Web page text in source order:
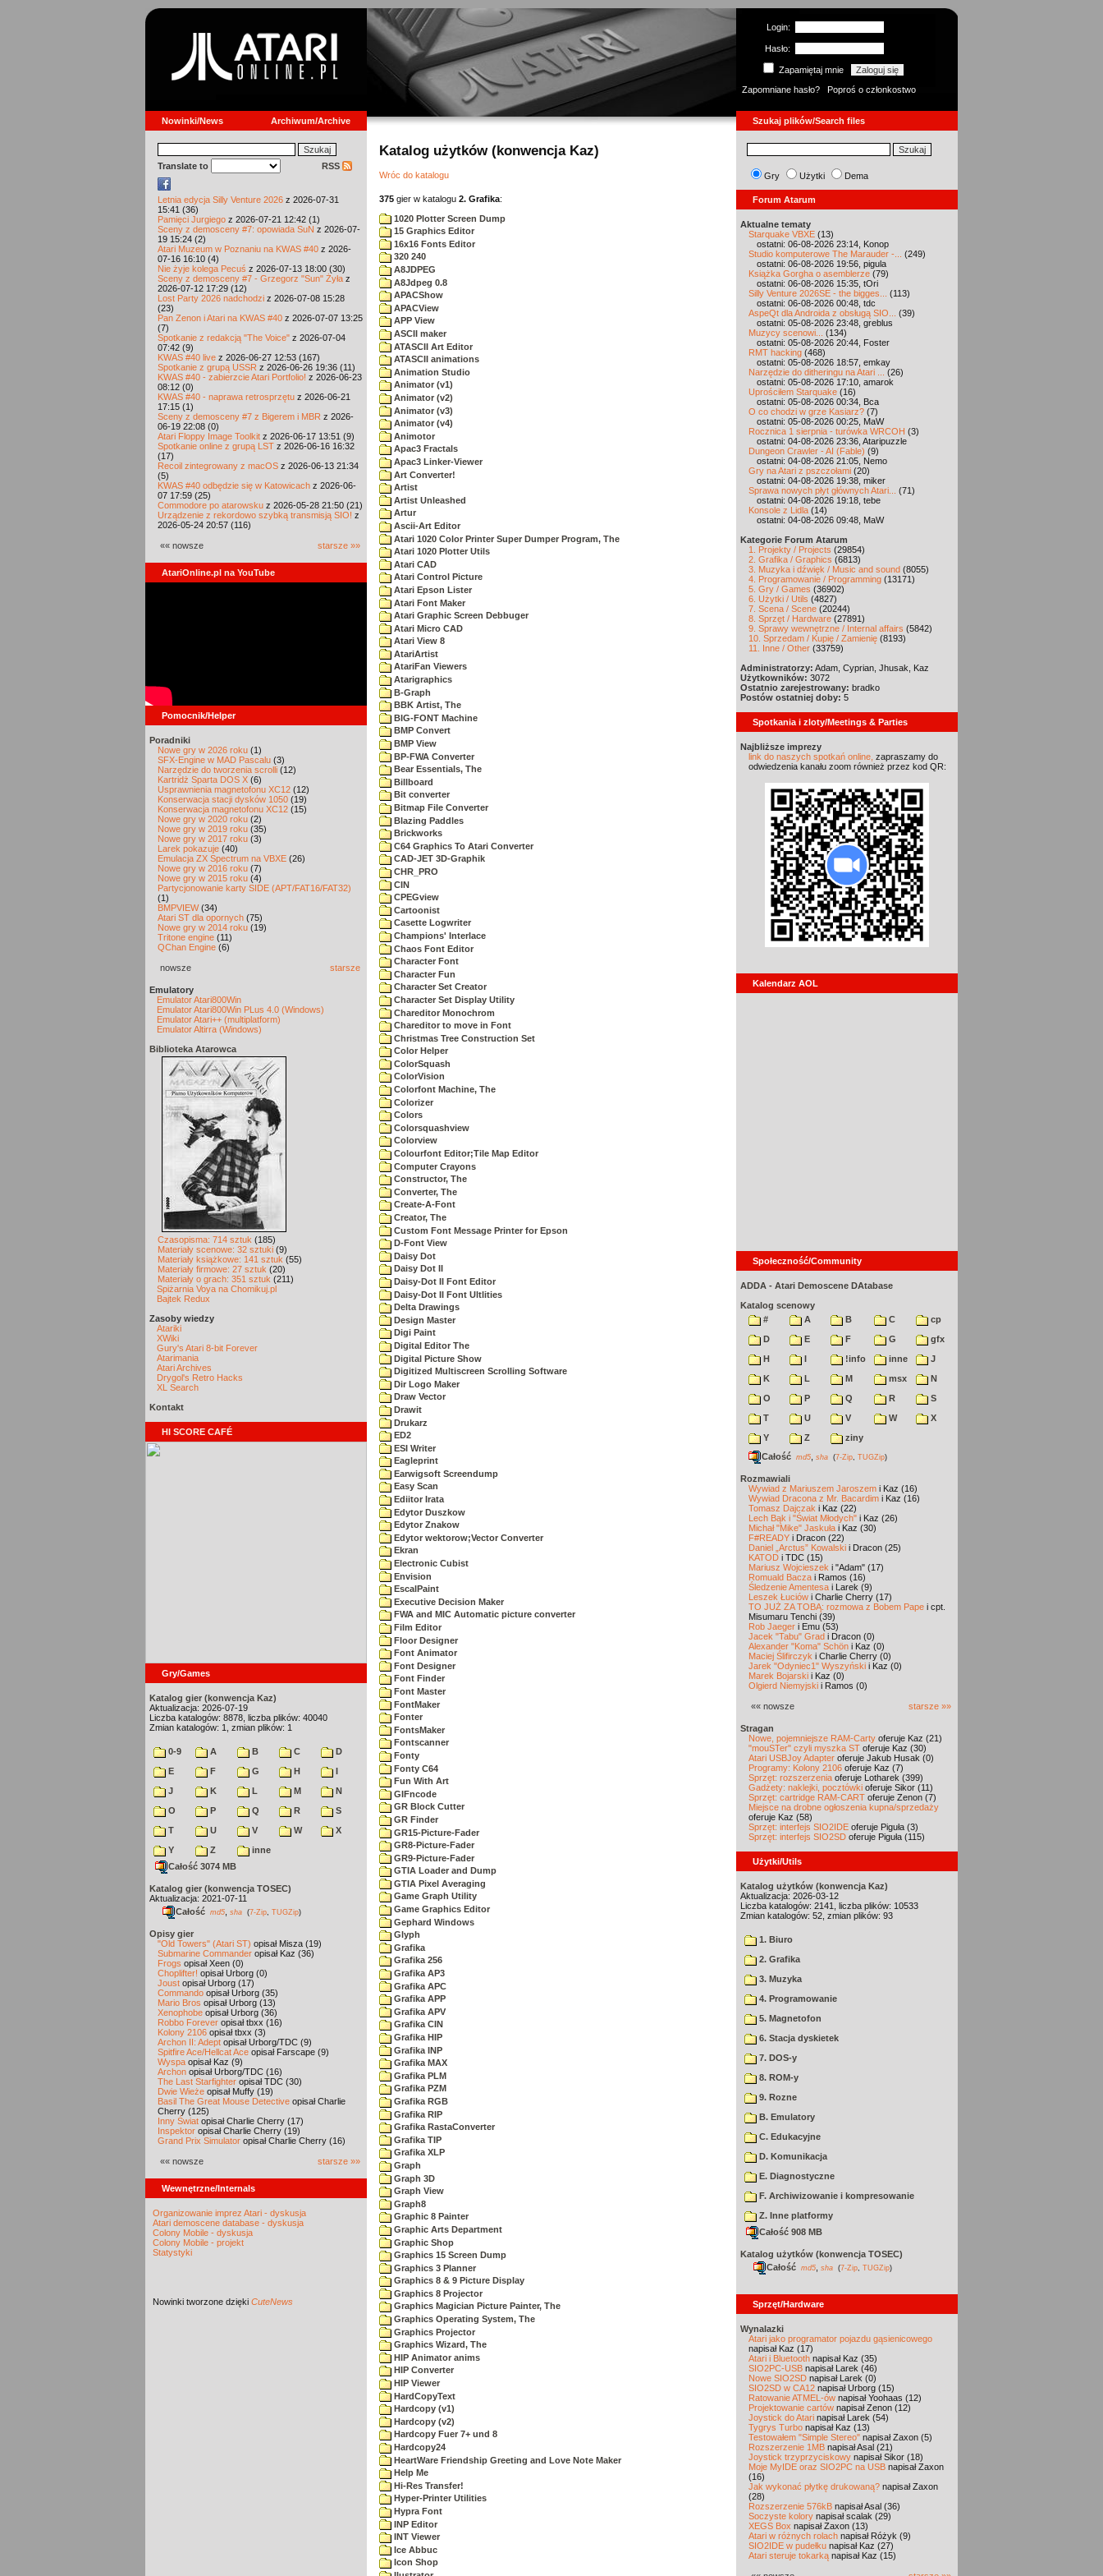
Login:
Hasło:
Zapamiętaj mnie
Zapomniane hasło?
Poproś o członkostwo
Nowinki/News Archiwum/Archive Szukaj plików/Search files
Translate to RSS
Letnia edycja Silly Venture 2026 z 2026-07-31
15:41 (36)
Pamięci Jurgiego z 2026-07-21 12:42 (1)
Sceny z demosceny #7: opowiada SuN z 2026-07-
19 15:24 (2)
Atari Muzeum w Poznaniu na KWAS #40 z 2026-
07-16 16:10 (4)
Nie żyje kolega Pecuś z 2026-07-13 18:00 (30)
Sceny z demosceny #7 - Grzegorz "Sun" Żyła z
2026-07-12 17:29 (12)
Lost Party 2026 nadchodzi z 2026-07-08 15:28
(23)
Pan Zenon i Atari na KWAS #40 z 2026-07-07 13:25
(7)
Spotkanie z redakcją "The Voice" z 2026-07-04
07:42 (9)
KWAS #40 live z 2026-06-27 12:53 (167)
Spotkanie z grupą USSR z 2026-06-26 19:36 (11)
KWAS #40 - zabierzcie Atari Portfolio! z 2026-06-23
08:12 (0)
KWAS #40 - naprawa retrosprzętu z 2026-06-21
17:15 (1)
Sceny z demosceny #7 z Bigerem i MBR z 2026-
06-19 22:08 (0)
Atari Floppy Image Toolkit z 2026-06-17 13:51 (9)
Spotkanie online z grupą LST z 2026-06-16 16:32
(17)
Recoil zintegrowany z macOS z 2026-06-13 21:34
(5)
KWAS #40 odbędzie się w Katowicach z 2026-06-
07 17:59 (25)
Commodore po atarowsku z 2026-05-28 21:50 (21)
Urządzenie z rekordowo szybką transmisją SIO! z
2026-05-24 20:57 (116)
«« nowsze starsze »»
AtariOnline.pl na YouTube
Pomocnik/Helper
Poradniki
Nowe gry w 2026 roku (1)
SFX-Engine w MAD Pascalu (3)
Narzędzie do tworzenia scrolli (12)
Kartridż Sparta DOS X (6)
Usprawnienia magnetofonu XC12 (12)
Konserwacja stacji dysków 1050 (19)
Konserwacja magnetofonu XC12 (15)
Nowe gry w 2020 roku (2)
Nowe gry w 2019 roku (35)
Nowe gry w 2017 roku (3)
Larek pokazuje (40)
Emulacja ZX Spectrum na VBXE (26)
Nowe gry w 2016 roku (7)
Nowe gry w 2015 roku (4)
Partycjonowanie karty SIDE (APT/FAT16/FAT32)
(1)
BMPVIEW(34)
Atari ST dla opornych (75)
Nowe gry w 2014 roku (19)
Tritone engine (11)
QChan Engine (6)
nowsze starsze
Emulatory
Emulator Atari800Win
Emulator Atari800Win PLus 4.0 (Windows)
Emulator Atari++ (multiplatform)
Emulator Altirra (Windows)
Biblioteka Atarowca
Czasopisma: 714 sztuk (185)
Materiały scenowe: 32 sztuki (9)
Materiały książkowe: 141 sztuk (55)
Materiały firmowe: 27 sztuk (20)
Materiały o grach: 351 sztuk (211)
Spiżarnia Voya na Chomikuj.pl
Bajtek Redux
Zasoby wiedzy
Atariki
XWiki
Gury's Atari 8-bit Forever
Atarimania
Atari Archives
Drygol's Retro Hacks
XL Search
Kontakt
HI SCORE CAFÉ
Gry/Games
Katalog gier (konwencja Kaz)
Aktualizacja: 2026-07-19
Liczba katalogów: 8878, liczba plików: 40040
Zmian katalogów: 1, zmian plików: 1
0-9 A B C
D
E
F G H
I
J
K L M
N
O
P Q R
S
T
U V W
X
Y
Z
inne
Całość 3074 MB
Katalog gier (konwencja TOSEC)
Aktualizacja: 2021-07-11
Całość md5 sha (7-Zip TUGZip)
Opisy gier
"Old Towers" (Atari ST) opisał Misza (19)
Submarine Commander opisał Kaz (36)
Frogs opisał Xeen (0)
Choplifter! opisał Urborg (0)
Joust opisał Urborg (17)
Commando opisał Urborg (35)
Mario Bros opisał Urborg (13)
Xenophobe opisał Urborg (36)
Robbo Forever opisał tbxx (16)
Kolony 2106 opisał tbxx (3)
Archon II: Adept opisał Urborg/TDC (9)
Spitfire Ace/Hellcat Ace opisał Farscape (9)
Wyspa opisał Kaz (9)
Archon opisał Urborg/TDC (16)
The Last Starfighter opisał TDC (30)
Dwie Wieże opisał Muffy (19)
Basil The Great Mouse Detective opisał Charlie
Cherry (125)
Inny Świat opisał Charlie Cherry (17)
Inspektor opisał Charlie Cherry (19)
Grand Prix Simulator opisał Charlie Cherry (16)
«« nowsze starsze »»
Wewnętrzne/Internals
Organizowanie imprez Atari - dyskusja
Atari demoscene database - dyskusja
Colony Mobile - dyskusja
Colony Mobile - projekt
Statystyki
Nowinki tworzone dzięki CuteNews
Katalog użytków (konwencja Kaz)
Wróc do katalogu
375 gier w katalogu 2. Grafika:
1020 Plotter Screen Dump
15 Graphics Editor
16x16 Fonts Editor
320 240
A8JDPEG
A8Jdpeg 0.8
APACShow
APACView
APP View
ASCII maker
ATASCII Art Editor
ATASCII animations
Animation Studio
Animator (v1)
Animator (v2)
Animator (v3)
Animator (v4)
Animotor
Apac3 Fractals
Apac3 Linker-Viewer
Art Converter!
Artist
Artist Unleashed
Artur
Ascii-Art Editor
Atari 1020 Color Printer Super Dumper Program, The
Atari 1020 Plotter Utils
Atari CAD
Atari Control Picture
Atari Epson Lister
Atari Font Maker
Atari Graphic Screen Debbuger
Atari Micro CAD
Atari View 8
AtariArtist
AtariFan Viewers
Atarigraphics
B-Graph
BBK Artist, The
BIG-FONT Machine
BMP Convert
BMP View
BP-FWA Converter
Bear Essentials, The
Billboard
Bit converter
Bitmap File Converter
Blazing Paddles
Brickworks
C64 Graphics To Atari Converter
CAD-JET 3D-Graphik
CHR_PRO
CIN
CPEGview
Cartoonist
Casette Logwriter
Champions' Interlace
Chaos Font Editor
Character Font
Character Fun
Character Set Creator
Character Set Display Utility
Chareditor Monochrom
Chareditor to move in Font
Christmas Tree Construction Set
Color Helper
ColorSquash
ColorVision
Colorfont Machine, The
Colorizer
Colors
Colorsquashview
Colorview
Colourfont Editor;Tile Map Editor
Computer Crayons
Constructor, The
Converter, The
Create-A-Font
Creator, The
Custom Font Message Printer for Epson
D-Font View
Daisy Dot
Daisy Dot II
Daisy-Dot II Font Editor
Daisy-Dot II Font Ultlities
Delta Drawings
Design Master
Digi Paint
Digital Editor The
Digital Picture Show
Digitized Multiscreen Scrolling Software
Dir Logo Maker
Draw Vector
Drawit
Drukarz
ED2
ESI Writer
Eagleprint
Earwigsoft Screendump
Easy Scan
Ediitor Irata
Edytor Duszkow
Edytor Znakow
Edytor wektorow;Vector Converter
Ekran
Electronic Cubist
Envision
EscalPaint
Executive Decision Maker
FWA and MIC Automatic picture converter
Film Editor
Floor Designer
Font Animator
Font Designer
Font Finder
Font Master
FontMaker
Fonter
FontsMaker
Fontscanner
Fonty
Fonty C64
Fun With Art
GIFncode
GR Block Cutter
GR Finder
GR15-Picture-Fader
GR8-Picture-Fader
GR9-Picture-Fader
GTIA Loader and Dump
GTIA Pixel Averaging
Game Graph Utility
Game Graphics Editor
Gephard Windows
Glyph
Grafika
Grafika 256
Grafika AP3
Grafika APC
Grafika APP
Grafika APV
Grafika CIN
Grafika HIP
Grafika INP
Grafika MAX
Grafika PLM
Grafika PZM
Grafika RGB
Grafika RIP
Grafika RastaConverter
Grafika TIP
Grafika XLP
Graph
Graph 3D
Graph View
Graph8
Graphic 8 Painter
Graphic Arts Department
Graphic Shop
Graphics 15 Screen Dump
Graphics 3 Planner
Graphics 8 & 9 Picture Display
Graphics 8 Projector
Graphics Magician Picture Painter, The
Graphics Operating System, The
Graphics Projector
Graphics Wizard, The
HIP Animator anims
HIP Converter
HIP Viewer
HardCopyText
Hardcopy (v1)
Hardcopy (v2)
Hardcopy Fuer 7+ und 8
Hardcopy24
HeartWare Friendship Greeting and Love Note Maker
Help Me
Hi-Res Transfer!
Hyper-Printer Utilities
Hypra Font
INP Editor
INT Viewer
Ice Abbuc
Icon Shop
Gry Użytki Dema
Forum Atarum
Aktualne tematy
Starquake VBXE (13)
ostatni: 06-08-2026 23:14, Konop
Studio komputerowe The Marauder -...
(249)
ostatni: 06-08-2026 19:56, pigula
Książka Gorgha o asemblerze (79)
ostatni: 06-08-2026 15:35, tOri
Silly Venture 2026SE - the bigges...
(113)
ostatni: 06-08-2026 00:48, tdc
AspeQt dla Androida z obsługą SIO...
(39)
ostatni: 05-08-2026 23:48, greblus
Muzycy scenowi...
(134)
ostatni: 05-08-2026 20:44, Foster
RMT hacking (468)
ostatni: 05-08-2026 18:57, emkay
Narzędzie do ditheringu na Atari ...
(26)
ostatni: 05-08-2026 17:10, amarok
Uprościłem Starquake (16)
ostatni: 05-08-2026 00:34, Bca
O co chodzi w grze Kasiarz? (7)
ostatni: 05-08-2026 00:25, MaW
Rocznica 1 sierpnia - turówka WRCOH (3)
ostatni: 04-08-2026 23:36, Ataripuzzle
Dungeon Crawler - AI (Fable) (9)
ostatni: 04-08-2026 21:05, Nemo
Gry na Atari z pszczołami (20)
ostatni: 04-08-2026 19:38, miker
Sprawa nowych płyt głównych Atari...
(71)
ostatni: 04-08-2026 19:18, tebe
Konsole z Lidla (14)
ostatni: 04-08-2026 09:48, MaW
Kategorie Forum Atarum
1. Projekty / Projects (29854)
2. Grafika / Graphics (6813)
3. Muzyka i dźwięk / Music and sound (8055)
4. Programowanie / Programming (13171)
5. Gry / Games (36902)
6. Użytki / Utils (4827)
7. Scena / Scene (20244)
8. Sprzęt / Hardware (27891)
9. Sprawy wewnętrzne / Internal affairs (5842)
10. Sprzedam / Kupię / Zamienię (8193)
11. Inne / Other (33759)
Administratorzy: Adam, Cyprian, Jhusak, Kaz
Użytkowników: 3072
Ostatnio zarejestrowany: bradko
Postów ostatniej doby: 5
Spotkania i zloty/Meetings & Parties
Najbliższe imprezy
link do naszych spotkań online, zapraszamy do
odwiedzenia kanału zoom również przez kod QR:
Kalendarz AOL
Społeczność/Community
ADDA - Atari Demoscene DAtabase
Katalog scenowy
#
A B C
cp
D
E F G
gfx
H
I !info inne
J
K
L M msx
N
O
P Q R
S
T
U V W
X
Y
Z
ziny
Całość md5 sha (7-Zip TUGZip)
Rozmawiali
Wywiad z Mariuszem Jaroszem i Kaz (16)
Wywiad Dracona z Mr. Bacardim i Kaz (16)
Tomasz Dajczak i Kaz (22)
Lech Bąk i "Świat Młodych" i Kaz (26)
Michał "Mike" Jaskuła i Kaz (30)
F#READY i Dracon (22)
Daniel „Arctus” Kowalski i Dracon (25)
KATOD i TDC (15)
Mariusz Wojcieszek i "Adam" (17)
Romuald Bacza i Ramos (16)
Śledzenie Amentesa i Larek (9)
Leszek Łuciów i Charlie Cherry (17)
TO JUŻ ZA TOBĄ: rozmowa z Bobem Pape i cpt.
Misumaru Tenchi (39)
Rob Jaeger i Emu (53)
Jacek "Tabu" Grad i Dracon (0)
Alexander "Koma" Schön i Kaz (0)
Maciej Ślifirczyk i Charlie Cherry (0)
Jarek "Odyniec1" Wyszyński i Kaz (0)
Marek Bojarski i Kaz (0)
Olgierd Niemyjski i Ramos (0)
«« nowsze starsze »»
Stragan
Nowe, pojemniejsze RAM-Carty oferuje Kaz (21)
"mouSTer" czyli myszka ST oferuje Kaz (30)
Atari USBJoy Adapter oferuje Jakub Husak (0)
Programy: Kolony 2106 oferuje Kaz (7)
Sprzęt: rozszerzenia oferuje Lotharek (399)
Gadżety: naklejki, pocztówki oferuje Sikor (11)
Sprzęt: cartridge RAM-CART oferuje Zenon (7)
Miejsce na drobne ogłoszenia kupna/sprzedaży
oferuje Kaz (58)
Sprzęt: interfejs SIO2IDE oferuje Piguła (3)
Sprzęt: interfejs SIO2SD oferuje Piguła (115)
Użytki/Utils
Katalog użytków (konwencja Kaz)
Aktualizacja: 2026-03-12
Liczba katalogów: 2141, liczba plików: 10533
Zmian katalogów: 52, zmian plików: 93
1. Biuro
2. Grafika
3. Muzyka
4. Programowanie
5. Magnetofon
6. Stacja dyskietek
7. DOS-y
8. ROM-y
9. Rozne
B. Emulatory
C. Edukacyjne
D. Komunikacja
E. Diagnostyczne
F. Archiwizowanie i kompresowanie
Z. Inne platformy
Całość 908 MB
Katalog użytków (konwencja TOSEC)
Całość md5 sha (7-Zip TUGZip)
Sprzęt/Hardware
Wynalazki
Atari jako programator pojazdu gąsienicowego
napisał Kaz (17)
Atari i Bluetooth napisał Kaz (35)
SIO2PC-USB napisał Larek (46)
Nowe SIO2SD napisał Larek (0)
SIO2SD w CA12 napisał Urborg (15)
Ratowanie ATMEL-ów napisał Yoohaas (12)
Projektowanie cartów napisał Zenon (12)
Joystick do Atari napisał Larek (54)
Tygrys Turbo napisał Kaz (13)
Testowałem "Simple Stereo" napisał Zaxon (5)
Rozszerzenie 1MB napisał Asal (21)
Joystick trzyprzyciskowy napisał Sikor (18)
Moje MyIDE oraz SIO2PC na USB napisał Zaxon
(16)
Jak wykonać płytkę drukowaną? napisał Zaxon
(28)
Rozszerzenie 576kB napisał Asal (36)
Soczyste kolory napisał scalak (29)
XEGS Box napisał Zaxon (13)
Atari w różnych rolach napisał Różyk (9)
SIO2IDE w pudełku napisał Kaz (27)
Atari steruje tokarką napisał Kaz (15)